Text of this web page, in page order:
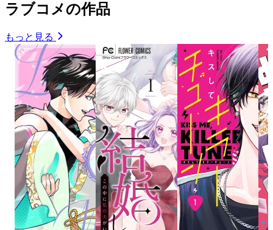
ラブコメの作品
もっと見る